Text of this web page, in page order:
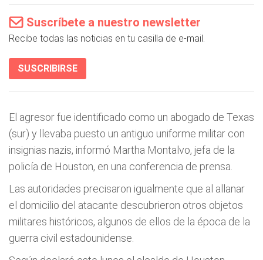
Suscríbete a nuestro newsletter
Recibe todas las noticias en tu casilla de e-mail.
SUSCRIBIRSE
El agresor fue identificado como un abogado de Texas
(sur) y llevaba puesto un antiguo uniforme militar con
insignias nazis, informó Martha Montalvo, jefa de la
policía de Houston, en una conferencia de prensa.
Las autoridades precisaron igualmente que al allanar
el domicilio del atacante descubrieron otros objetos
militares históricos, algunos de ellos de la época de la
guerra civil estadounidense.